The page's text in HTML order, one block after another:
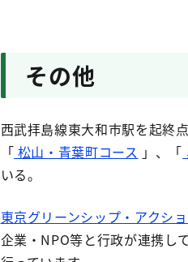
その他
西武拝島線東大和市駅を起終
「 松山・青葉町コース 」、「
いる。
東京グリーンシップ・アクシ
企業・NPO等と行政が連携し